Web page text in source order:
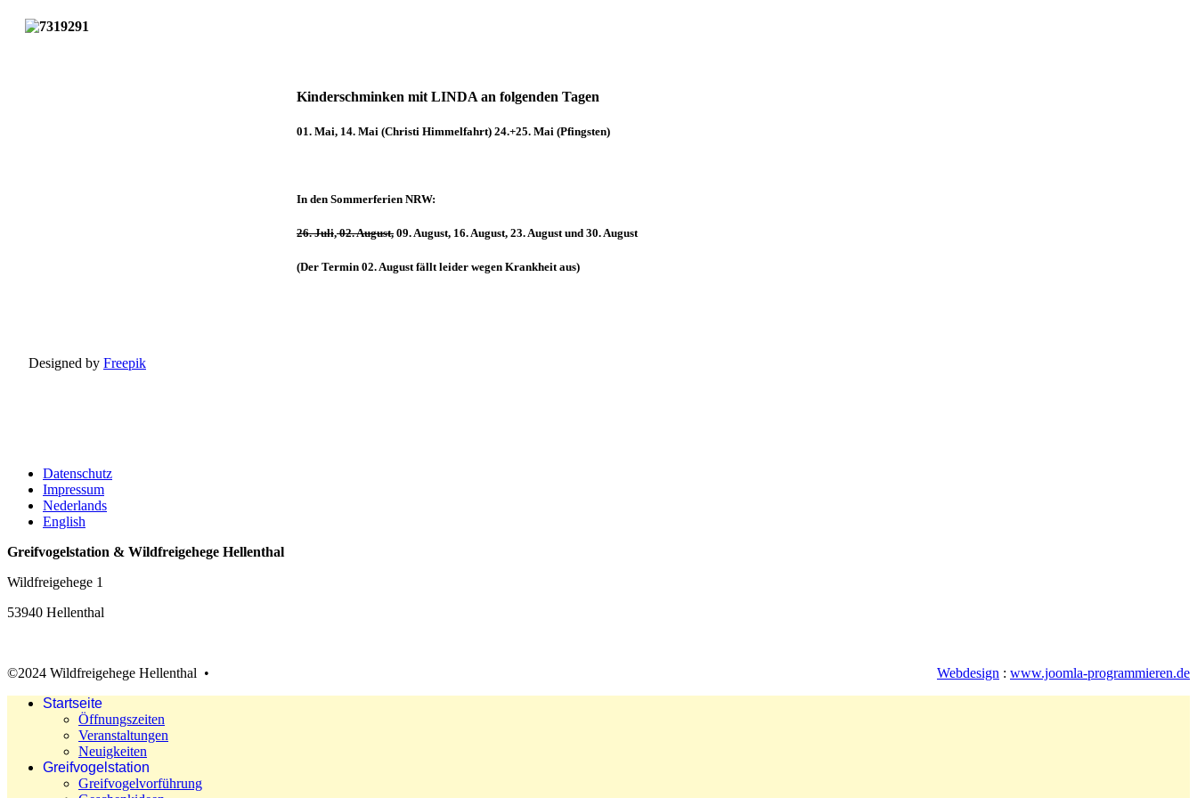
Kinderschminken mit LINDA an folgenden Tagen
01. Mai, 14. Mai (Christi Himmelfahrt) 24.+25. Mai (Pfingsten)
In den Sommerferien NRW:
26. Juli,02. August, 09. August, 16. August, 23. August und 30. August
(Der Termin 02. Augustfällt leider wegen Krankheit aus)
Designed by Freepik
Datenschutz
Impressum
Nederlands
English
Greifvogelstation & Wildfreigehege Hellenthal
Wildfreigehege 1
53940 Hellenthal
©2024 Wildfreigehege Hellenthal • Webdesign : www.joomla-programmieren.de
Startseite
Öffnungszeiten
Veranstaltungen
Neuigkeiten
Greifvogelstation
Greifvogelvorführung